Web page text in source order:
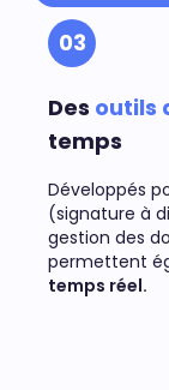
03
Des outils
temps
Développés
(signature à
gestion des
permettent
temps réel.